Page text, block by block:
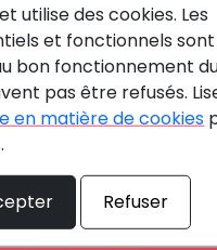
réservés © 2026 RDV
MediaSatCom
utilise des cookies. Les
et fonctionnels sont
bon fonctionnement
pas être refusés.
en matière de cookies
Refuser